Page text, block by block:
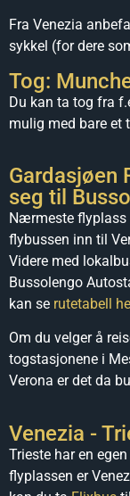
Fra Venezia
sykkel (for dere
Tog:
Du kan ta tog fra
mulig med bare et
Gardasjøen
seg til
Nærmeste flyplass
flybussen inn til
Videre med
Bussolengo
kan se rutetabell
Om du velger å
togstasjonene i
Verona er det da
Venezia -
Trieste har en
flyplassen er